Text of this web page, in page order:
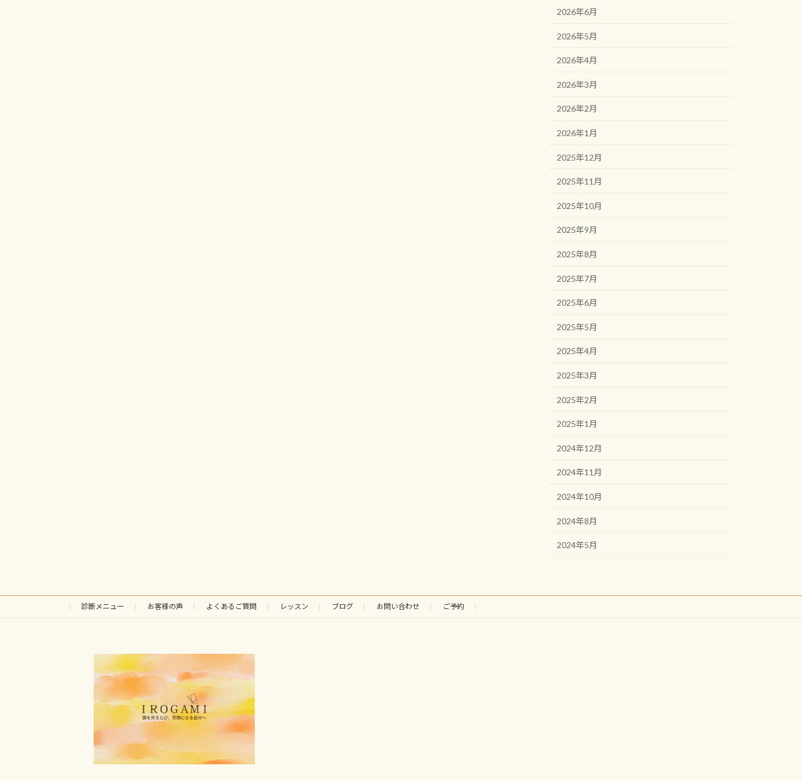
2026年6月
2026年5月
2026年4月
2026年3月
2026年2月
2026年1月
2025年12月
2025年11月
2025年10月
2025年9月
2025年8月
2025年7月
2025年6月
2025年5月
2025年4月
2025年3月
2025年2月
2025年1月
2024年12月
2024年11月
2024年10月
2024年8月
2024年5月
診断メニュー お客様の声 よくあるご質問 レッスン ブログ お問い合わせ ご予約